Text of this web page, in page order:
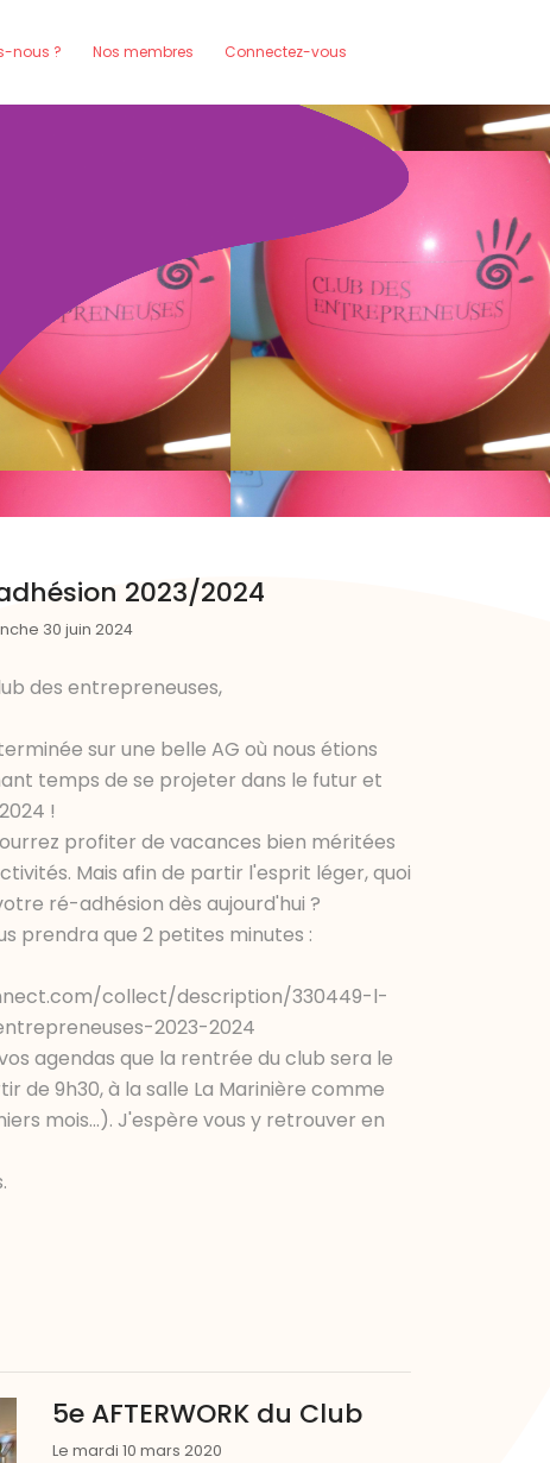
nous ? Nos membres Connectez-vous
2023/2024
30 juin 2024
des entrepreneuses,
sur une belle AG où nous étions
temps de se projeter dans le futur et
!
profiter de vacances bien méritées
Mais afin de partir l'esprit léger, quoi
ré-adhésion dès aujourd'hui ?
prendra que 2 petites minutes :
collect/description/330449-l-
2023-2024
agendas que la rentrée du club sera le
de 9h30, à la salle La Marinière comme
mois...). J'espère vous y retrouver en
5e AFTERWORK du Club
Le mardi 10 mars 2020